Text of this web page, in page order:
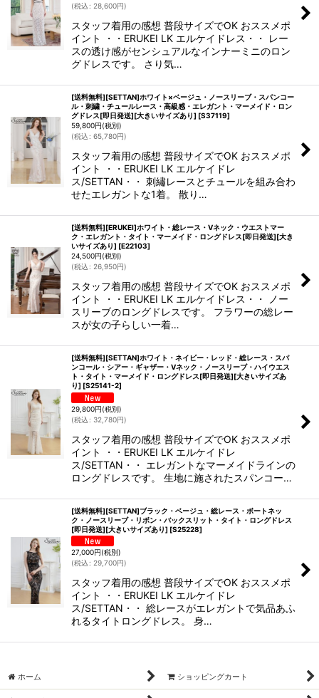
(税込 : 28,600円)
スタッフ着用の感想 普段サイズでOK おススメポ
イント ・・ERUKEI LK エルケイドレス・・ レー
スの透け感がセンシュアルなインナーミニのロン
グドレスです。 さり気…
[送料無料][SETTAN]ホワイト×ベージュ・ノースリーブ・スパンコー
ル・刺繍・チュールレース・高級感・エレガント・マーメイド・ロン
グドレス[即日発送][大きいサイズあり] [S37119]
59,800円(税別)
(税込 : 65,780円)
スタッフ着用の感想 普段サイズでOK おススメポ
イント ・・ERUKEI LK エルケイドレ
ス/SETTAN・・ 刺繡レースとチュールを組み合わ
せたエレガントな1着。 散り…
[送料無料][ERUKEI]ホワイト・総レース・Vネック・ウエストマー
ク・エレガント・タイト・マーメイド・ロングドレス[即日発送][大き
いサイズあり] [E22103]
24,500円(税別)
(税込 : 26,950円)
スタッフ着用の感想 普段サイズでOK おススメポ
イント ・・ERUKEI LK エルケイドレス・・ ノー
スリーブのロングドレスです。 フラワーの総レー
スが女の子らしい一着…
[送料無料][SETTAN]ホワイト・ネイビー・レッド・総レース・スパ
ンコール・シアー・ギャザー・Vネック・ノースリーブ・ハイウエス
ト・タイト・マーメイド・ロングドレス[即日発送][大きいサイズあ
り] [S25141-2]
29,800円(税別)
(税込 : 32,780円)
スタッフ着用の感想 普段サイズでOK おススメポ
イント ・・ERUKEI LK エルケイドレ
ス/SETTAN・・ エレガントなマーメイドラインの
ロングドレスです。 生地に施されたスパンコー…
[送料無料][SETTAN]ブラック・ベージュ・総レース・ボートネッ
ク・ノースリーブ・リボン・バックスリット・タイト・ロングドレス
[即日発送][大きいサイズあり] [S25228]
27,000円(税別)
(税込 : 29,700円)
スタッフ着用の感想 普段サイズでOK おススメポ
イント ・・ERUKEI LK エルケイドレ
ス/SETTAN・・ 総レースがエレガントで気品あふ
れるタイトロングドレス。 身…
ホーム ショッピングカート